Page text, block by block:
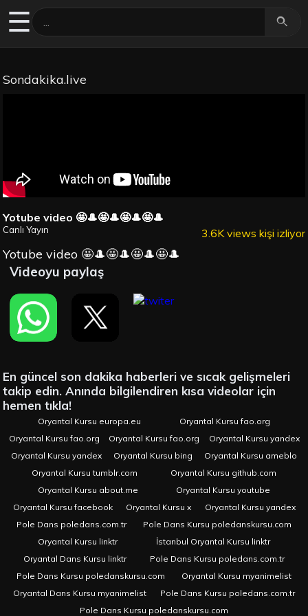
☰
Sondakika.live
Yotube video 🤩🎩🤩🎩🤩🎩🤩🎩
Canlı Yayın 3.6K views kişi izliyor
Yotube video 🤩🎩🤩🎩🤩🎩🤩🎩
Videoyu paylaş
En güncel son dakika haberleri ve sıcak gelişmeleri
takip edin. Anında bilgilendiren kısa videolar için
hemen tıkla!
Oryantal Kursu europa.eu
Oryantal Kursu fao.org
Oryantal Kursu fao.org
Oryantal Kursu fao.org
Oryantal Kursu yandex
Oryantal Kursu yandex
Oryantal Kursu bing
Oryantal Kursu ameblo
Oryantal Kursu tumblr.com
Oryantal Kursu github.com
Oryantal Kursu about.me
Oryantal Kursu youtube
Oryantal Kursu facebook
Oryantal Kursu x
Oryantal Kursu yandex
Pole Dans poledans.com.tr
Pole Dans Kursu poledanskursu.com
Oryantal Kursu linktr
İstanbul Oryantal Kursu linktr
Oryantal Dans Kursu linktr
Pole Dans Kursu poledans.com.tr
Pole Dans Kursu poledanskursu.com
Oryantal Kursu myanimelist
Oryantal Dans Kursu myanimelist
Pole Dans Kursu poledans.com.tr
Pole Dans Kursu poledanskursu.com